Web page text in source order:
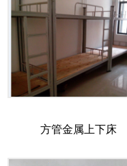
方管金属上下床